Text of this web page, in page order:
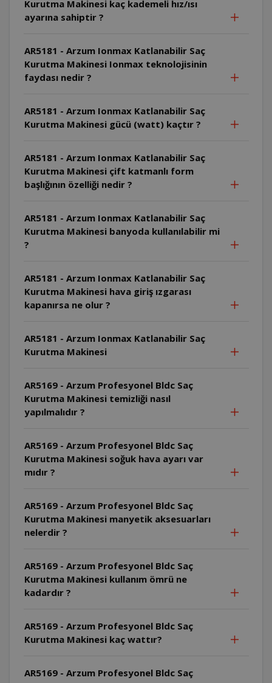
Kurutma Makinesi kaç kademeli hız/ısı
ayarına sahiptir ?
AR5181 - Arzum Ionmax Katlanabilir Saç
Kurutma Makinesi Ionmax teknolojisinin
faydası nedir ?
AR5181 - Arzum Ionmax Katlanabilir Saç
Kurutma Makinesi gücü (watt) kaçtır ?
AR5181 - Arzum Ionmax Katlanabilir Saç
Kurutma Makinesi çift katmanlı form
başlığının özelliği nedir ?
AR5181 - Arzum Ionmax Katlanabilir Saç
Kurutma Makinesi banyoda kullanılabilir mi
?
AR5181 - Arzum Ionmax Katlanabilir Saç
Kurutma Makinesi hava giriş ızgarası
kapanırsa ne olur ?
AR5181 - Arzum Ionmax Katlanabilir Saç
Kurutma Makinesi
AR5169 - Arzum Profesyonel Bldc Saç
Kurutma Makinesi temizliği nasıl
yapılmalıdır ?
AR5169 - Arzum Profesyonel Bldc Saç
Kurutma Makinesi soğuk hava ayarı var
mıdır ?
AR5169 - Arzum Profesyonel Bldc Saç
Kurutma Makinesi manyetik aksesuarları
nelerdir ?
AR5169 - Arzum Profesyonel Bldc Saç
Kurutma Makinesi kullanım ömrü ne
kadardır ?
AR5169 - Arzum Profesyonel Bldc Saç
Kurutma Makinesi kaç wattır?
AR5169 - Arzum Profesyonel Bldc Saç